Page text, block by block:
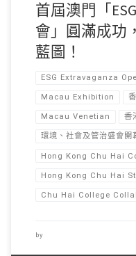
首屆澳門「
會」圓滿成功
藍圖！
ESG Extravaganza
Macau Exhibition
Macau Venetian 香
環境、社會及管治盛會開
Hong Kong Chu Hai
Hong Kong Chu Hai
Chu Hai College
by